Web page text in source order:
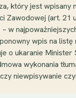
który jest
(art. 21
w
wpis na
o ukaranie
wykonania
niewpisywanie